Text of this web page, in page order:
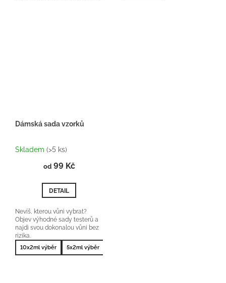
Dámská sada vzorků
hodnocení
je
z
5
Skladem (>5 ks)
od99 Kč
DETAIL
Nevíš, kterou vůni vybrat?
Objev výhodné sady testerů a
najdi svou dokonalou vůni bez
rizika.
10x2ml výběr 5x2ml výběr